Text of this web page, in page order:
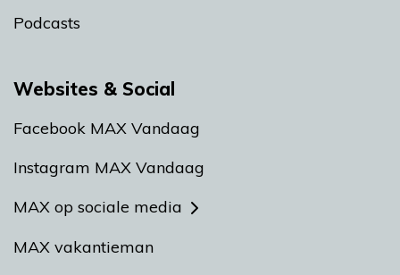
Podcasts
Websites & Social
Facebook MAX Vandaag
Instagram MAX Vandaag
MAX op sociale media
MAX vakantieman